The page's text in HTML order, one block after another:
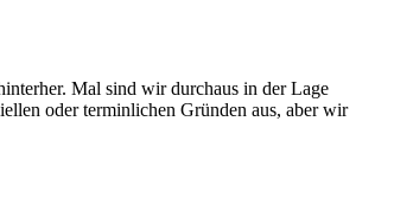
Mal sind wir durchaus in der Lage
oder terminlichen Gründen aus, aber wir